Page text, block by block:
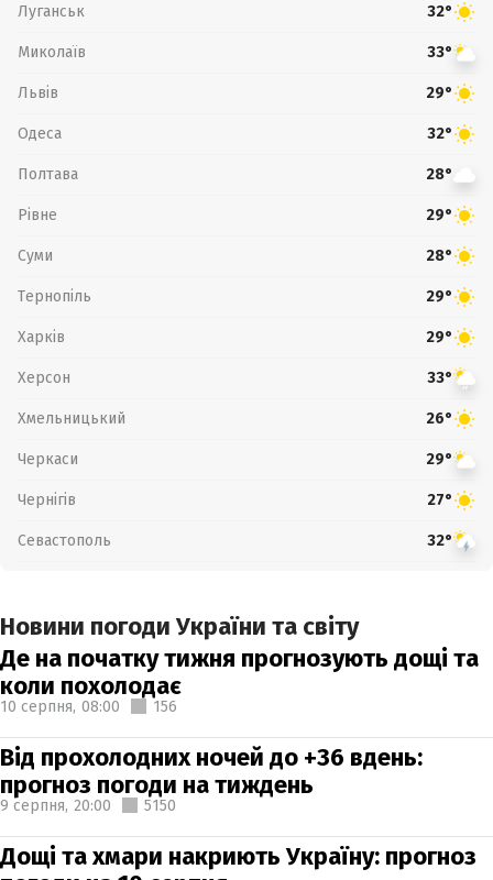
Луганськ 32°
Миколаїв 33°
Львів 29°
Одеса 32°
Полтава 28°
Рівне 29°
Суми 28°
Тернопіль 29°
Харків 29°
Херсон 33°
Хмельницький 26°
Черкаси 29°
Чернігів 27°
Севастополь 32°
Новини погоди України та світу
Де на початку тижня прогнозують дощі та
коли похолодає
10 серпня, 08:00 156
Від прохолодних ночей до +36 вдень:
прогноз погоди на тиждень
9 серпня, 20:00 5150
Дощі та хмари накриють Україну: прогноз